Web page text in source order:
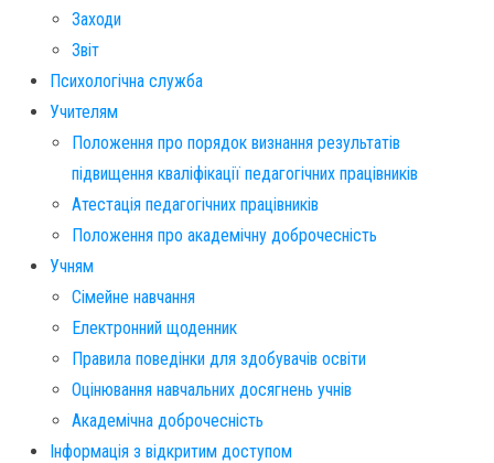
Заходи
Звіт
Психологічна служба
Учителям
Положення про порядок визнання результатів
підвищення кваліфікації педагогічних працівників
Атестація педагогічних працівників
Положення про академічну доброчесність
Учням
Сімейне навчання
Електронний щоденник
Правила поведінки для здобувачів освіти
Оцінювання навчальних досягнень учнів
Академічна доброчесність
Інформація з відкритим доступом